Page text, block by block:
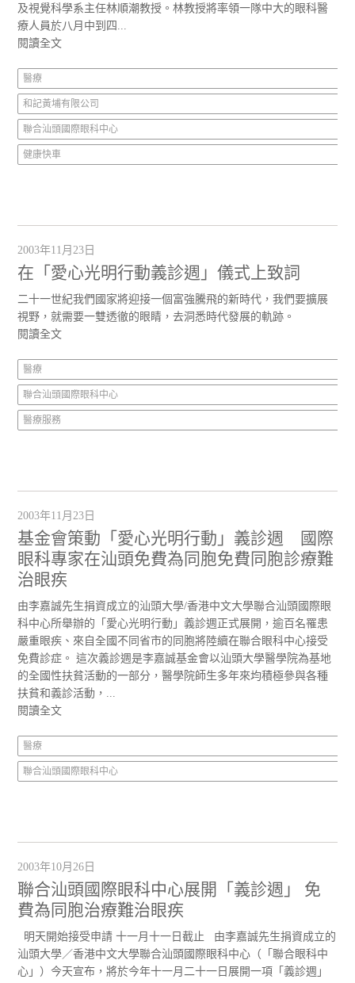
及視覺科學系主任林順潮教授。林教授將率領一隊中大的眼科醫
療人員於八月中到四...
閱讀全文
醫療
和記黃埔有限公司
聯合汕頭國際眼科中心
健康快車
2003年11月23日
在「愛心光明行動義診週」儀式上致詞
二十一世紀我們國家將迎接一個富強騰飛的新時代，我們要擴展
視野，就需要一雙透徹的眼睛，去洞悉時代發展的軌跡。
閱讀全文
醫療
聯合汕頭國際眼科中心
醫療服務
2003年11月23日
基金會策動「愛心光明行動」義診週 國際
眼科專家在汕頭免費為同胞免費同胞診療難
治眼疾
由李嘉誠先生捐資成立的汕頭大學/香港中文大學聯合汕頭國際眼
科中心所舉辦的「愛心光明行動」義診週正式展開，逾百名罹患
嚴重眼疾、來自全國不同省市的同胞將陸續在聯合眼科中心接受
免費診症。 這次義診週是李嘉誠基金會以汕頭大學醫學院為基地
的全國性扶貧活動的一部分，醫學院師生多年來均積極參與各種
扶貧和義診活動，...
閱讀全文
醫療
聯合汕頭國際眼科中心
2003年10月26日
聯合汕頭國際眼科中心展開「義診週」 免
費為同胞治療難治眼疾
明天開始接受申請 十一月十一日截止 由李嘉誠先生捐資成立的
汕頭大學／香港中文大學聯合汕頭國際眼科中心（「聯合眼科中
心」）今天宣布，將於今年十一月二十一日展開一項「義診週」